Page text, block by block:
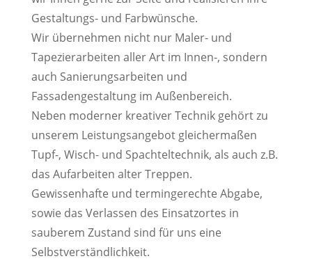
Gestaltungs- und Farbwünsche.
Wir übernehmen nicht nur Maler- und
Tapezierarbeiten aller Art im Innen-, sondern
auch Sanierungsarbeiten und
Fassadengestaltung im Außenbereich.
Neben moderner kreativer Technik gehört zu
unserem Leistungsangebot gleichermaßen
Tupf-, Wisch- und Spachteltechnik, als auch z.B.
das Aufarbeiten alter Treppen.
Gewissenhafte und termingerechte Abgabe,
sowie das Verlassen des Einsatzortes in
sauberem Zustand sind für uns eine
Selbstverständlichkeit.